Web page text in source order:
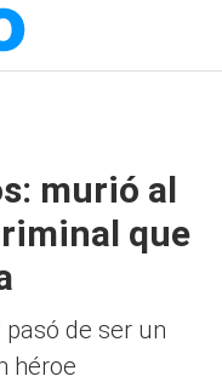
murió al
que
de ser un
héroe